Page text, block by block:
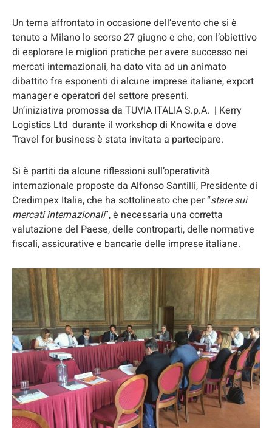
Un tema affrontato in occasione dell’evento che si è
tenuto a Milano lo scorso 27 giugno e che, con l’obiettivo
di esplorare le migliori pratiche per avere successo nei
mercati internazionali, ha dato vita ad un animato
dibattito fra esponenti di alcune imprese italiane, export
manager e operatori del settore presenti.
Un’iniziativa promossa da TUVIA ITALIA S.p.A. | Kerry
Logistics Ltd durante il workshop di Knowita e dove
Travel for business è stata invitata a partecipare.
Si è partiti da alcune riflessioni sull’operatività
internazionale proposte da Alfonso Santilli, Presidente di
Credimpex Italia, che ha sottolineato che per “stare sui
mercati internazionali”, è necessaria una corretta
valutazione del Paese, delle controparti, delle normative
fiscali, assicurative e bancarie delle imprese italiane.